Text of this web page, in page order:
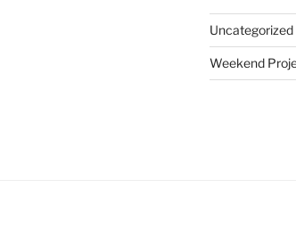
Uncategorized
Weekend